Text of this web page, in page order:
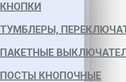
КНОПКИ
ТУМБЛЕРЫ,
ПАКЕТНЫЕ
ПОСТЫ КНОПОЧНЫЕ